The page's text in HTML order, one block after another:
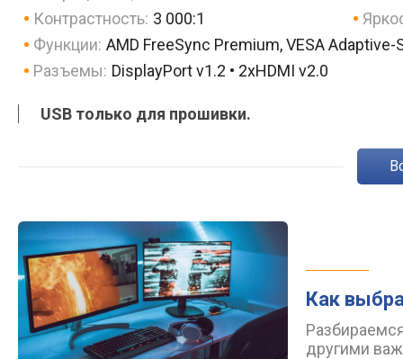
Контрастность: 3 000:1
Функции: AMD FreeSync Premium, VESA Adaptive-
Разъемы: DisplayPort v1.2 • 2xHDMI v2.0
USB только для прошивки.
Как
другими